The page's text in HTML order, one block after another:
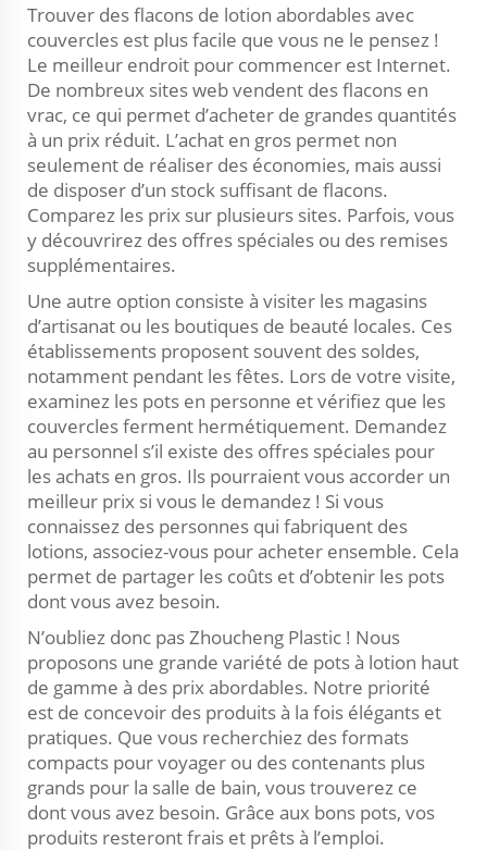
Trouver des flacons de lotion abordables avec
couvercles est plus facile que vous ne le pensez !
Le meilleur endroit pour commencer est Internet.
De nombreux sites web vendent des flacons en
vrac, ce qui permet d’acheter de grandes quantités
à un prix réduit. L’achat en gros permet non
seulement de réaliser des économies, mais aussi
de disposer d’un stock suffisant de flacons.
Comparez les prix sur plusieurs sites. Parfois, vous
y découvrirez des offres spéciales ou des remises
supplémentaires.
Une autre option consiste à visiter les magasins
d’artisanat ou les boutiques de beauté locales. Ces
établissements proposent souvent des soldes,
notamment pendant les fêtes. Lors de votre visite,
examinez les pots en personne et vérifiez que les
couvercles ferment hermétiquement. Demandez
au personnel s’il existe des offres spéciales pour
les achats en gros. Ils pourraient vous accorder un
meilleur prix si vous le demandez ! Si vous
connaissez des personnes qui fabriquent des
lotions, associez-vous pour acheter ensemble. Cela
permet de partager les coûts et d’obtenir les pots
dont vous avez besoin.
N’oubliez donc pas Zhoucheng Plastic ! Nous
proposons une grande variété de pots à lotion haut
de gamme à des prix abordables. Notre priorité
est de concevoir des produits à la fois élégants et
pratiques. Que vous recherchiez des formats
compacts pour voyager ou des contenants plus
grands pour la salle de bain, vous trouverez ce
dont vous avez besoin. Grâce aux bons pots, vos
produits resteront frais et prêts à l’emploi.